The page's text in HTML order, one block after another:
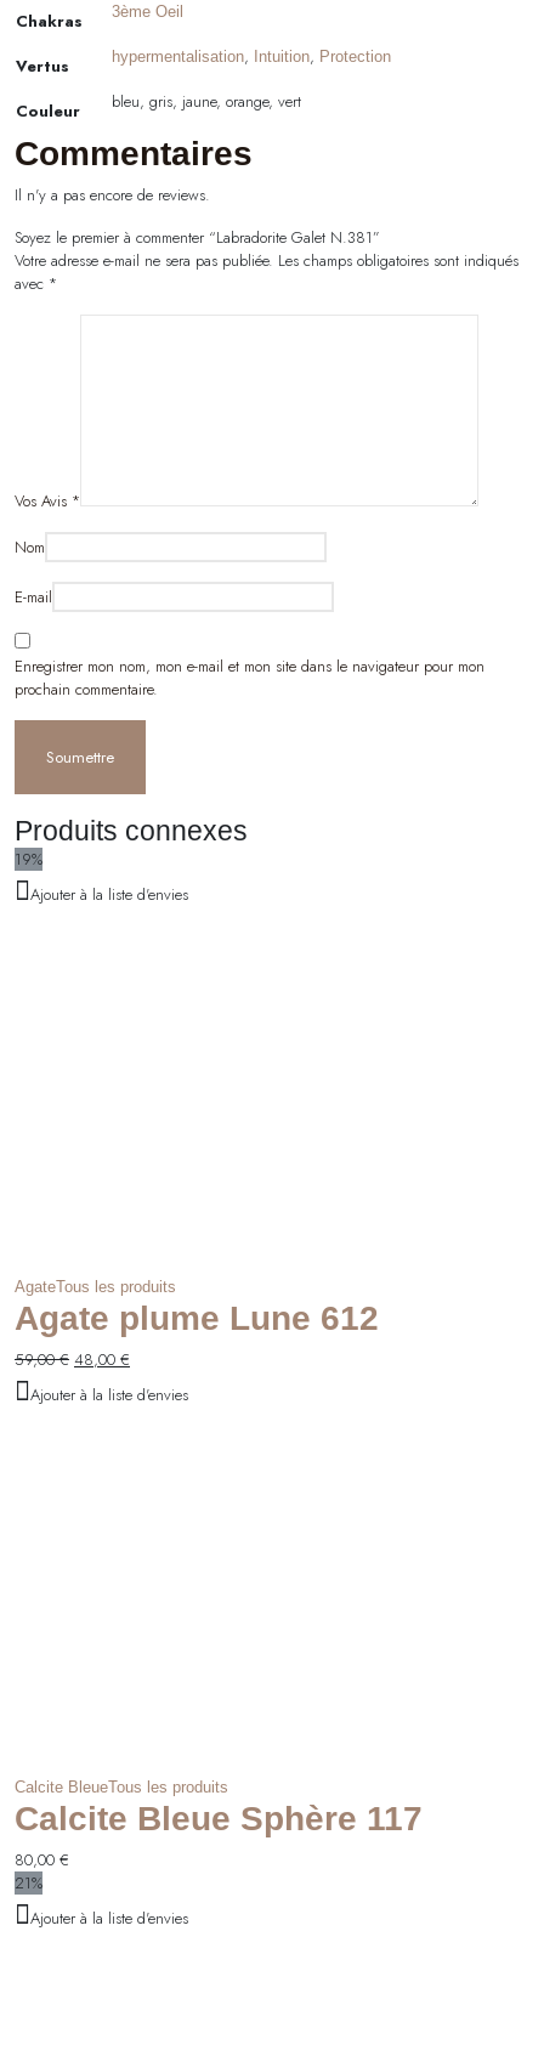
Chakras 3ème Oeil
Vertus hypermentalisation, Intuition, Protection
Couleur bleu, gris, jaune, orange, vert
Commentaires
Il n'y a pas encore de reviews.
Soyez le premier à commenter “Labradorite Galet N.381”
Votre adresse e-mail ne sera pas publiée. Les champs obligatoires sont indiqués
avec *
Vos Avis *
Nom
E-mail
Enregistrer mon nom, mon e-mail et mon site dans le navigateur pour mon
prochain commentaire.
Produits connexes
19%
Ajouter à la liste d'envies
AgateTous les produits
Agate plume Lune 612
59,00€ Le
initial
48,00 €
actuel
Ajouter à la liste d'envies
Calcite BleueTous les produits
Calcite Bleue Sphère 117
80,00 €
21%
Ajouter à la liste d'envies